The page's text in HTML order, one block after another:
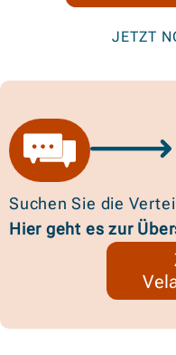
JETZT
Suchen Sie die
Hier geht es zur